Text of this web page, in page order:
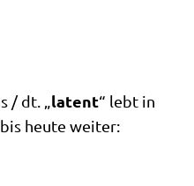
/​ dt. „ latent“ lebt in
heu­te weiter: